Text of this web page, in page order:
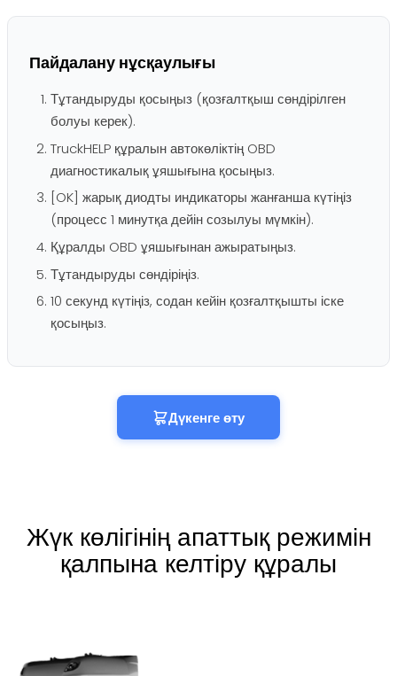
Пайдалану нұсқаулығы
Тұтандыруды қосыңыз (қозғалтқыш сөндірілген
болуы керек).
TruckHELP құралын автокөліктің OBD
диагностикалық ұяшығына қосыңыз.
[OK] жарық диодты индикаторы жанғанша күтіңіз
(процесс 1 минутқа дейін созылуы мүмкін).
Құралды OBD ұяшығынан ажыратыңыз.
Тұтандыруды сөндіріңіз.
10 секунд күтіңіз, содан кейін қозғалтқышты іске
қосыңыз.
Дүкенге өту
Жүк көлігінің апаттық режимін
қалпына келтіру құралы